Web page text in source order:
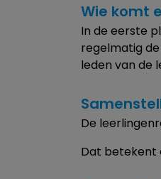
Wie komt
In de eerste
regelmatig
leden van de
De
Dat betekent